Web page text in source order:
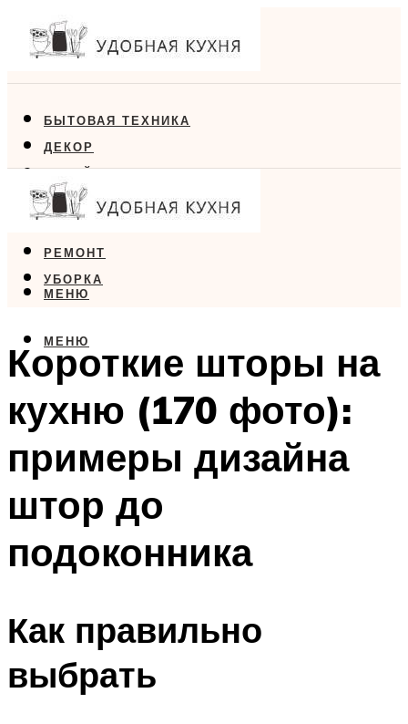
БЫТОВАЯ ТЕХНИКА
ДЕКОР
ДИЗАЙН
ЕДА
РЕМОНТ
УБОРКА
МЕНЮ
МЕНЮ
Короткие шторы на
кухню (170 фото):
примеры дизайна
штор до
подоконника
Как правильно
выбрать